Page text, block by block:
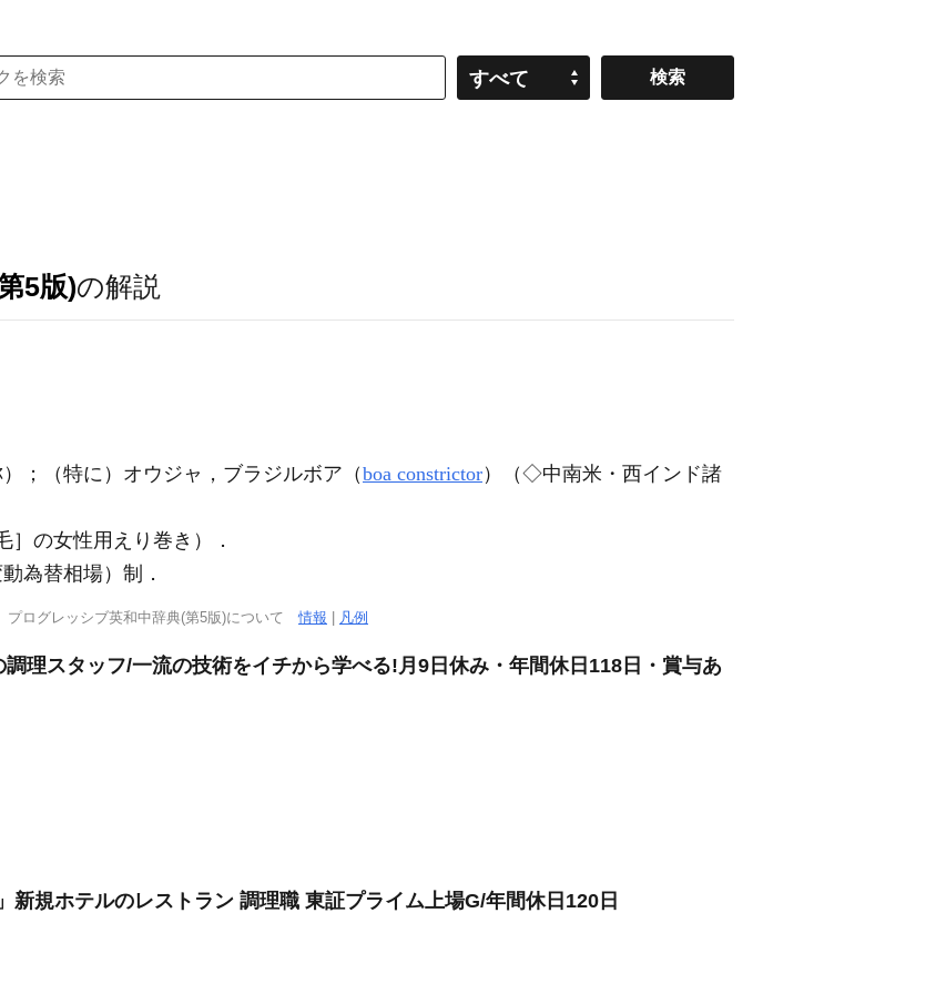
すべて
5版)の解説
；（特に）オウジャ，ブラジルボア（boa constrictor）（◇中南米・西インド諸
の女性用えり巻き）
．
為替相場）制 ．
プログレッシブ英和中辞典(第5版)について情報 凡例
理スタッフ/一流の技術をイチから学べる!月9日休み・年間休日118日・賞与あ
規ホテルのレストラン 調理職 東証プライム上場G/年間休日120日